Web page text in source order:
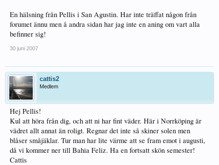
En hälsning från Pellis i San Agustin. Har inte träffat någon från
forumet ännu men å andra sidan har jag inte en aning om vart alla
befinner sig!
30 juni 2007
cattis2
Medlem
Hej Pellis!
Kul att höra från dig, och att ni har fint väder. Här i Norrköping är
vädret allt annat än roligt. Regnar det inte så skiner solen men
blåser småjäklar. Tur man har lite värme att se fram emot i augusti,
då vi kommer ner till Bahia Feliz. Ha en fortsatt skön semester!
Cattis